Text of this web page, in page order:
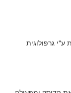
גרפולוגית